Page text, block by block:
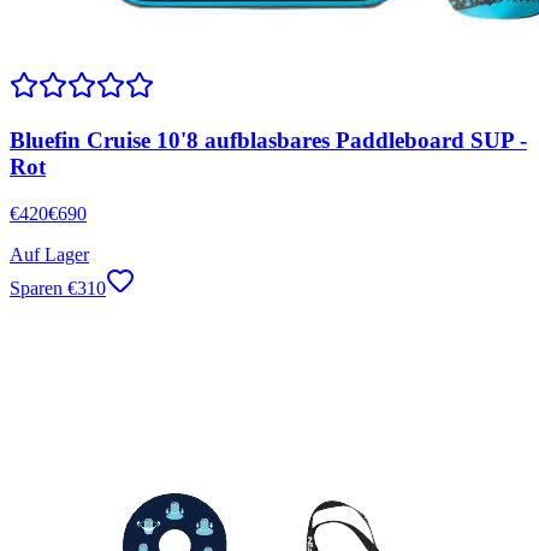
Bluefin Cruise 10'8 aufblasbares Paddleboard SUP -
Rot
€420€690
Auf Lager
Sparen €310